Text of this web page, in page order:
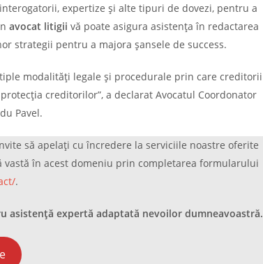
expertize și alte tipuri de dovezi, pentru a
avocat litigii vă poate asigura asistența în redactarea
strategii pentru a majora șansele de success.
modalități legale și procedurale prin care creditorii
creditorilor”, a declarat Avocatul Coordonator
Pavel.
să apelați cu încredere la serviciile noastre oferite
vastă în acest domeniu prin completarea formularului
.
asistență expertă adaptată nevoilor dumneavoastră.